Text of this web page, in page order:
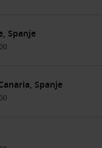
Spanje
Spanje